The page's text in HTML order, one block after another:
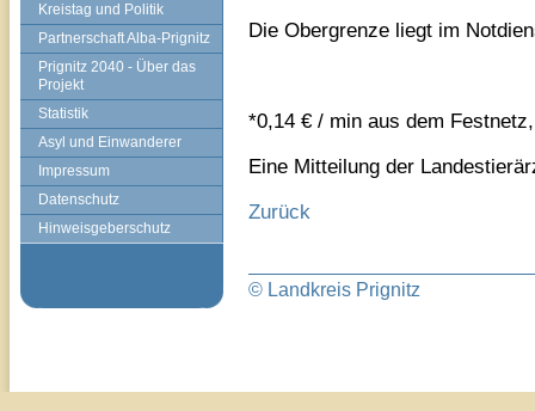
Kreistag und Politik
Partnerschaft Alba-Prignitz
Prignitz 2040 - Über das
Projekt
Statistik
Asyl und Einwanderer
Impressum
Datenschutz
Hinweisgeberschutz
Die Obergrenze liegt im
*0,14 € / min aus dem
Eine Mitteilung der
Zurück
© Landkreis Prignitz